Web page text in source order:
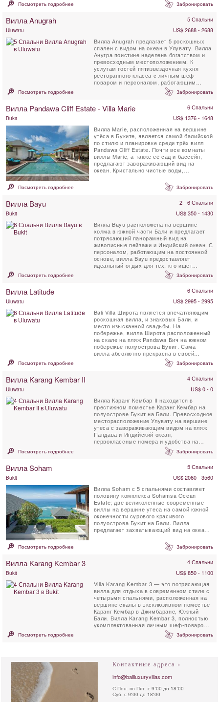
Посмотреть подробнее Забронировать
Вилла Anugrah 5 Спальни
Uluwatu
US$ 2688 - 2688
Вилла Anugrah предлагает 5 роскошных
спален с видом на океан в Улувату. Вилла
Анугра поистине наделена богатством и
превосходным местоположением. К
услугам гостей пятизвездочная кухня
ресторанного класса с личным шеф-
поваром и персоналом, работающим
Посмотреть подробнее Забронировать
Вилла Pandawa Cliff Estate - Villa Marie 6 Спальни
Bukit
US$ 1376 - 1648
Вилла Marie, расположенная на вершине
утёса в Буките, является самой балийской
по стилю и планировке среди трёх вилл
Pandawa Cliff Estate. Почти все комнаты
виллы Marie, а также её сад и бассейн,
предлагают завораживающий вид на
океан. Кристально чистые воды,
Посмотреть подробнее Забронировать
Вилла Bayu 2 - 6 Спальни
Bukit
US$ 350 - 1430
Вилла Bayu расположена на вершине
холма в южной части Бали и предлагает
потрясающий панорамный вид на
живописные пейзажи и Индийский океан. С
персоналом, работающим на постоянной
основе, вилла Bayu предоставляет
идеальный отдых для тех, кто ищет
Посмотреть подробнее Забронировать
Вилла Latitude 6 Спальни
Uluwatu
US$ 2995 - 2995
Bali Villa Широта является впечатляющим
роскошная вилла, и знаковых Бали, и
место изысканной свадьбы. На
побережье, вилла Широта расположенный
на скале на пляж Pandawa Бич на южном
побережье полуострова Букит. Сама
вилла абсолютно прекрасна в своей
разработке и реализации, ...
Посмотреть подробнее Забронировать
Вилла Karang Kembar II 4 Спальни
Uluwatu
US$ 0 - 0
Вилла Каранг Кембар II находится в
престижном поместье Каранг Кембар на
полуострове Букит на Бали. Превосходное
месторасположение Улувату на вершине
утеса с завораживающим видом на пляж
Пандава и Индийский океан,
первоклассные номера и удобства на
Посмотреть подробнее Забронировать
Вилла Soham 5 Спальни
Bukit
US$ 2060 - 3560
Вилла Soham с 5 спальнями составляет
половину комплекса Sohamsa Ocean
Estate; две великолепные современные
виллы на вершине утеса на самой южной
оконечности сурового красивого
полуострова Букит на Бали. Вилла
предлагает захватывающий вид на океан,
Посмотреть подробнее Забронировать
Вилла Karang Kembar 3 4 Спальни
Bukit
US$ 850 - 1100
Villa Karang Kembar 3 — это потрясающая
вилла для отдыха в современном стиле с
четырьмя спальнями, расположенная на
вершине скалы в эксклюзивном поместье
Каранг Кембар в Джимбаране, Южный
Бали. Вилла Karang Kembar 3, полностью
укомплектованная личным шеф-поваром,
Посмотреть подробнее Забронировать
Контактные адреса »
info@baliluxuryvillas.com
С Пон. по Пят. с 9:00 до 18:00
Суб. с 9:00 до 18:00